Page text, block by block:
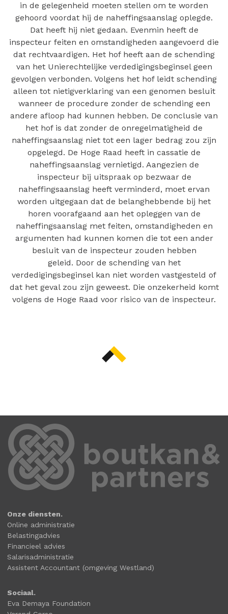
in de gelegenheid moeten stellen om te worden
gehoord voordat hij de naheffingsaanslag oplegde.
Dat heeft hij niet gedaan. Evenmin heeft de
inspecteur feiten en omstandigheden aangevoerd die
dat rechtvaardigen. Het hof heeft aan de schending
van het Unierechtelijke verdedigingsbeginsel geen
gevolgen verbonden. Volgens het hof leidt schending
alleen tot nietigverklaring van een genomen besluit
wanneer de procedure zonder de schending een
andere afloop had kunnen hebben. De conclusie van
het hof is dat zonder de onregelmatigheid de
naheffingsaanslag niet tot een lager bedrag zou zijn
opgelegd. De Hoge Raad heeft in cassatie de
naheffingsaanslag vernietigd. Aangezien de
inspecteur bij uitspraak op bezwaar de
naheffingsaanslag heeft verminderd, moet ervan
worden uitgegaan dat de belanghebbende bij het
horen voorafgaand aan het opleggen van de
naheffingsaanslag met feiten, omstandigheden en
argumenten had kunnen komen die tot een ander
besluit van de inspecteur zouden hebben
geleid. Door de schending van het
verdedigingsbeginsel kan niet worden vastgesteld of
dat het geval zou zijn geweest. Die onzekerheid komt
volgens de Hoge Raad voor risico van de inspecteur.
Onze diensten.
Online administratie
Belastingadvies
Financieel advies
Salarisadministratie
Assistent Accountant (omgeving Westland)
Sociaal.
Eva Demaya Foundation